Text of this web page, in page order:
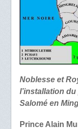
Noblesse et
l’installation
Salomé en
Prince Alain